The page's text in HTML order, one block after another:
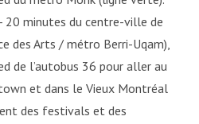
20 minutes du centre-ville de
des Arts / métro Berri-Uqam),
de l’autobus 36 pour aller au
et dans le Vieux Montréal
des festivals et des